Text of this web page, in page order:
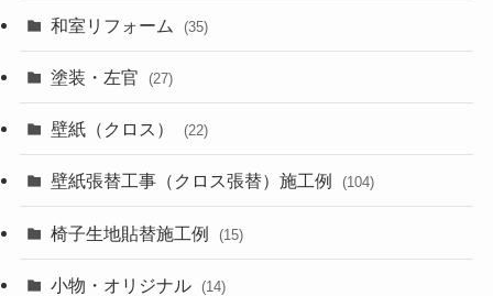
和室リフォーム (35)
塗装・左官 (27)
壁紙（クロス） (22)
壁紙張替工事（クロス張替）施工例 (104)
椅子生地貼替施工例 (15)
小物・オリジナル (14)